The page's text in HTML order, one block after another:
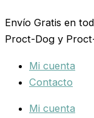
al
contenido
Envío Gratis en
Proct-Dog y
Mi cuenta
Contacto
Mi cuenta
...
NYLON
16x120
HUESO
cantidad